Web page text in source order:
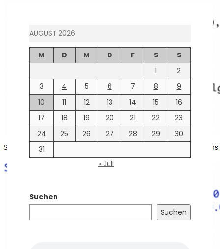
AUGUST 2026
M D M D F S
S
1
2
3
4 5 6 7 8
9
10
11 12 13 14 15
16
17
18 19 20 21 22
23
24
25 26 27 28 29
30
31
« Juli
Suchen
Suchen